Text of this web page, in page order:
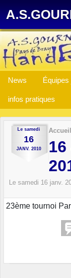
News Équipes
infos pratiques
Le samedi
16
JANV. 2010
Accueil
Le samedi 16 janv.
23ème tournoi